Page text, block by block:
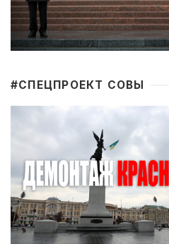
#CПЕЦПРОЕКТ СОВЫ